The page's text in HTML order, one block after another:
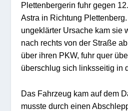
Plettenbergerin fuhr gegen
Astra in Richtung
ungeklärter Ursache kam sie
nach rechts von der Straße
über ihren PKW, fuhr quer
überschlug sich linksseitig in
Das Fahrzeug kam auf dem
musste durch einen